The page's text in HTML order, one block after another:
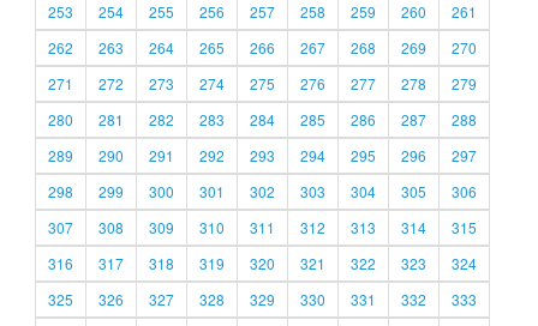
253
254 255 256 257 258 259 260
261
262
263 264 265 266 267 268 269
270
271
272 273 274 275 276 277 278
279
280
281 282 283 284 285 286 287
288
289
290 291 292 293 294 295 296
297
298
299 300 301 302 303 304 305
306
307
308 309 310 311 312 313 314
315
316
317 318 319 320 321 322 323
324
325
326 327 328 329 330 331 332
333